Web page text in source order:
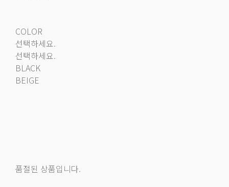
COLOR
선택하세요.
선택하세요.
BLACK
BEIGE
품절된 상품입니다.